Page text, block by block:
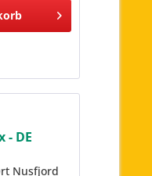
- DE
Nusfjord